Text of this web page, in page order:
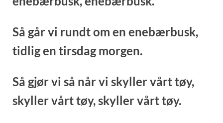
Så går vi rundt om en enebærbusk,
tidlig en tirsdag morgen.
Så gjør vi så når vi skyller vårt tøy,
skyller vårt tøy,skyller vårt tøy.